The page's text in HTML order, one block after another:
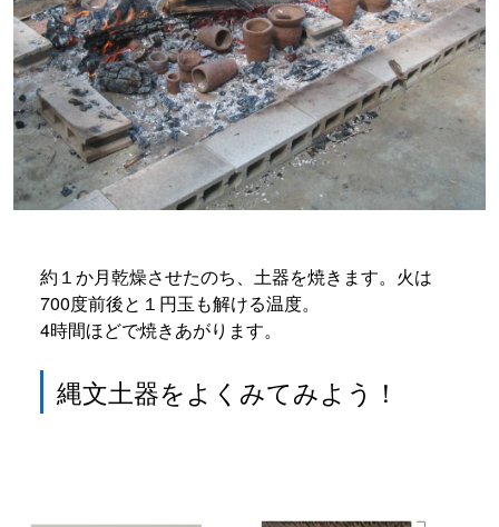
約１か月乾燥させたのち、土器を焼きます。火は
700度前後と１円玉も解ける温度。
4時間ほどで焼きあがります。
縄文土器をよくみてみよう！